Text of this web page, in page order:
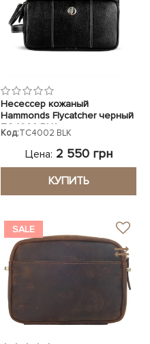
Несессер кожаный
Hammonds Flycatcher черный
TC4002 BLK
Код:TC4002 BLK
Цена: 2 550 грн
КУПИТЬ
SALE